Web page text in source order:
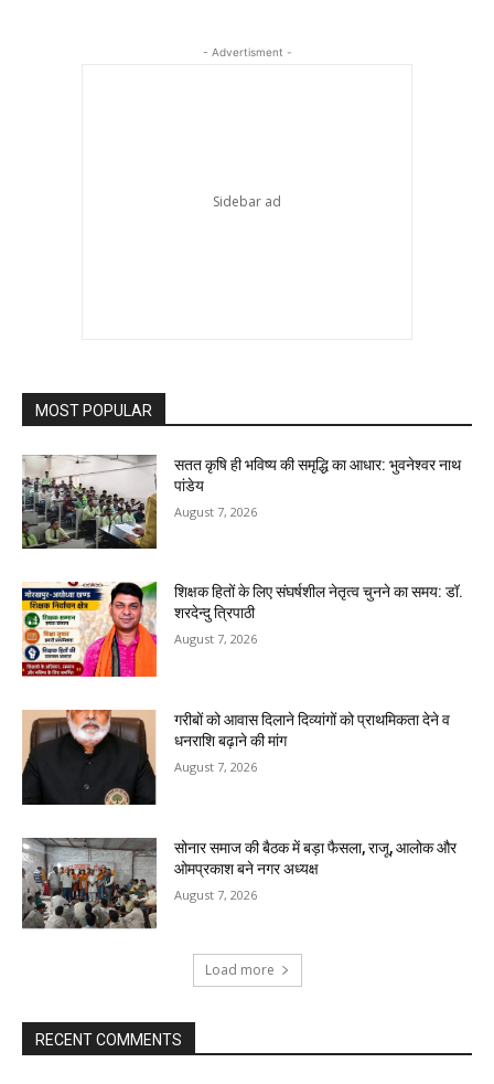
- Advertisment -
MOST POPULAR
सतत कृषि ही भविष्य की समृद्धि का आधार: भुवनेश्वर नाथ
पांडेय
August 7, 2026
शिक्षक हितों के लिए संघर्षशील नेतृत्व चुनने का समय: डॉ.
शरदेन्दु त्रिपाठी
August 7, 2026
गरीबों को आवास दिलाने दिव्यांगों को प्राथमिकता देने व
धनराशि बढ़ाने की मांग
August 7, 2026
सोनार समाज की बैठक में बड़ा फैसला, राजू, आलोक और
ओमप्रकाश बने नगर अध्यक्ष
August 7, 2026
Load more
RECENT COMMENTS